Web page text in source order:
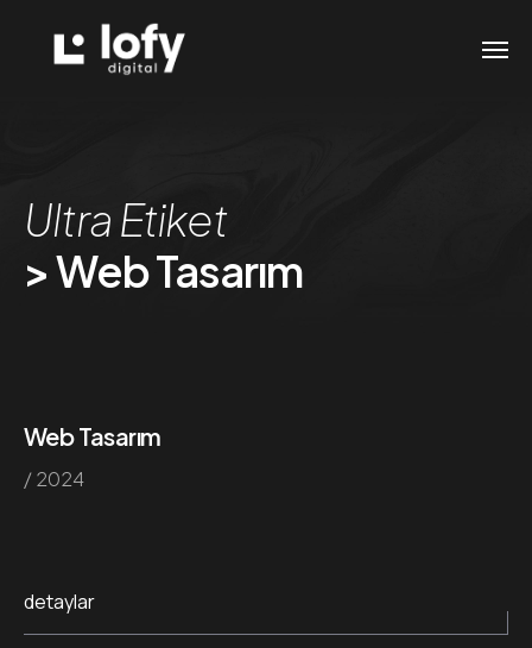
Ultra Etiket
> Web Tasarım
Web Tasarım
/ 2024
detaylar